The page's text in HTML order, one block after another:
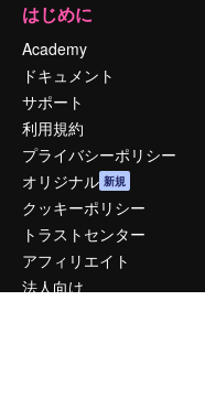
はじめに
Academy
ドキュメント
サポート
利用規約
プライバシーポリシー
オリジナル 新規
クッキーポリシー
トラストセンター
アフィリエイト
法人向け